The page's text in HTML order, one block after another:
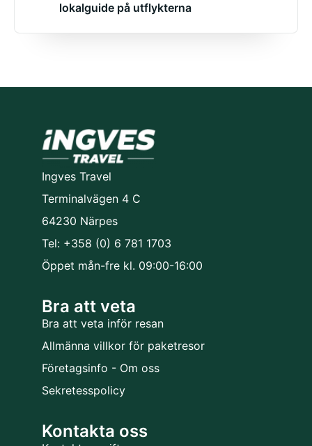
lokalguide på utflykterna
Ingves Travel
Terminalvägen 4 C
64230 Närpes
Tel: +358 (0) 6 781 1703
Öppet mån-fre kl. 09:00-16:00
Bra att veta
Bra att veta inför resan
Allmänna villkor för paketresor
Företagsinfo - Om oss
Sekretesspolicy
Kontakta oss